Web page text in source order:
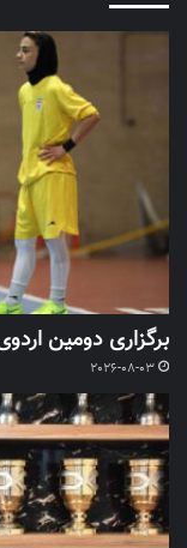
برگزاری دومین
2026-08-03